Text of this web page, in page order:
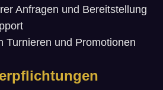
Anfragen und Bereitstellung
Turnieren und Promotionen